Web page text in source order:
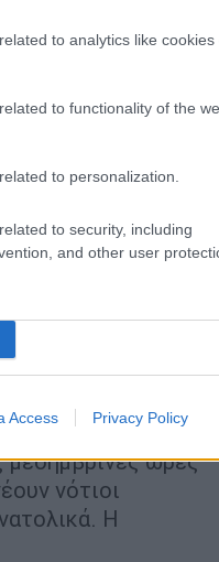
to analytics like cookies
to functionality of the
to personalization.
to security, including
and other user
Access Privacy Policy
γενικά
και χαλάζι
Πολιτική
μεσημβρινές ώρες
νότιοι
Η